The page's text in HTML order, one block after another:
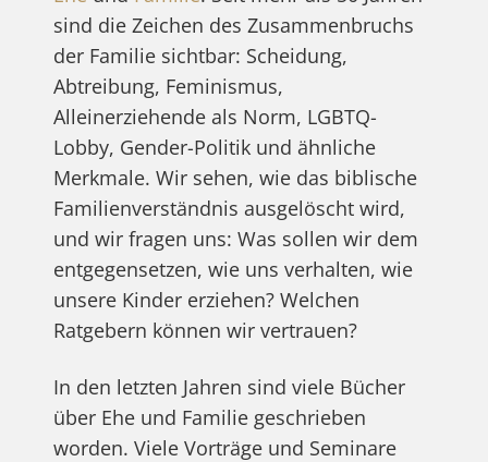
sind die Zeichen des Zusammenbruchs
der Familie sichtbar: Scheidung,
Abtreibung, Feminismus,
Alleinerziehende als Norm, LGBTQ-
Lobby, Gender-Politik und ähnliche
Merkmale. Wir sehen, wie das biblische
Familienverständnis ausgelöscht wird,
und wir fragen uns: Was sollen wir dem
entgegensetzen, wie uns verhalten, wie
unsere Kinder erziehen? Welchen
Ratgebern können wir vertrauen?
In den letzten Jahren sind viele Bücher
über Ehe und Familie geschrieben
worden. Viele Vorträge und Seminare